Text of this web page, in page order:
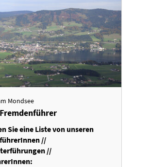
Mondsee
Sie eine Liste von unseren
//
//